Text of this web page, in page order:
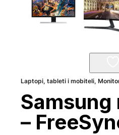
Laptopi, tableti i mobiteli,
–